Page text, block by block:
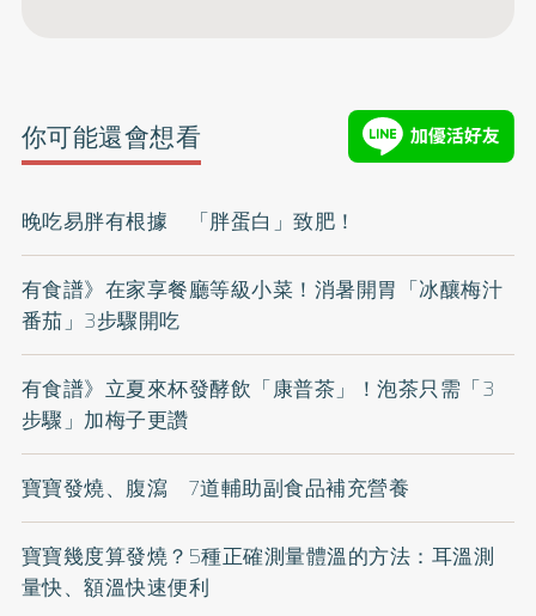
你可能還會想看
晚吃易胖有根據 「胖蛋白」致肥！
有食譜》在家享餐廳等級小菜！消暑開胃「冰釀梅汁
番茄」3步驟開吃
有食譜》立夏來杯發酵飲「康普茶」！泡茶只需「3
步驟」加梅子更讚
寶寶發燒、腹瀉 7道輔助副食品補充營養
寶寶幾度算發燒？5種正確測量體溫的方法：耳溫測
量快、額溫快速便利